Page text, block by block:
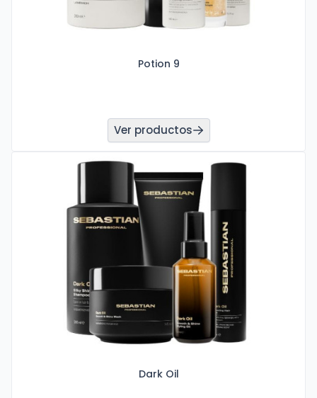
Potion 9
Ver productos
Dark Oil